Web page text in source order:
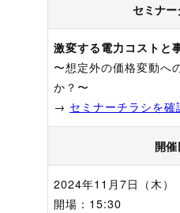
セミナ
激変する電力コストと
〜想定外の価格変動へ
か？〜
→ セミナーチラシを確
開催
2024年11月7日（木
開場：15:30